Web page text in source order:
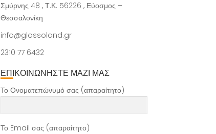
Σμύρνης 48 , Τ.Κ. 56226 , Εύοσμος –
Θεσσαλονίκη
info@glossoland.gr
2310 77 6432
ΕΠΙΚΟΙΝΩΝΗΣΤΕ ΜΑΖΙ ΜΑΣ
Το Ονοματεπώνυμό σας (απαραίτητο)
Το Email σας (απαραίτητο)